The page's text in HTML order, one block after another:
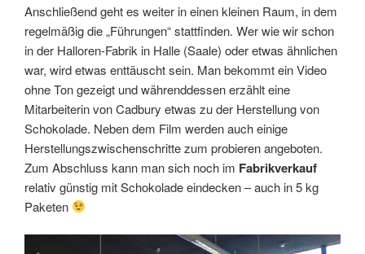
Anschließend geht es weiter in einen kleinen Raum, in dem
regelmäßig die „Führungen“ stattfinden. Wer wie wir schon
in der Halloren-Fabrik in Halle (Saale) oder etwas ähnlichen
war, wird etwas enttäuscht sein. Man bekommt ein Video
ohne Ton gezeigt und währenddessen erzählt eine
Mitarbeiterin von Cadbury etwas zu der Herstellung von
Schokolade. Neben dem Film werden auch einige
Herstellungszwischenschritte zum probieren angeboten.
Zum Abschluss kann man sich noch im Fabrikverkauf
relativ günstig mit Schokolade eindecken – auch in 5 kg
Paketen